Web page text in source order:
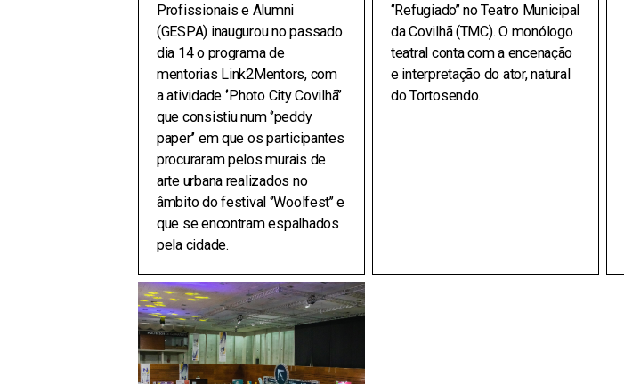
Profissionais e Alumni
(GESPA) inaugurou no passado
dia 14 o programa de
mentorias Link2Mentors, com
a atividade ‘’Photo City Covilhã’’
que consistiu num ‘’peddy
paper’’ em que os participantes
procuraram pelos murais de
arte urbana realizados no
âmbito do festival ‘’Woolfest’’ e
que se encontram espalhados
pela cidade.
‘’Refugiado’’ no Teatro Municipal
da Covilhã (TMC). O monólogo
teatral conta com a encenação
e interpretação do ator, natural
do Tortosendo.